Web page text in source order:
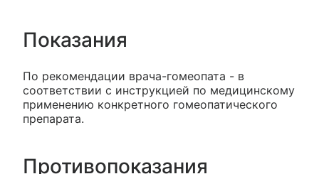
Показания
По рекомендации врача-гомеопата - в
соответствии с инструкцией по медицинскому
применению конкретного гомеопатического
препарата.
Противопоказания